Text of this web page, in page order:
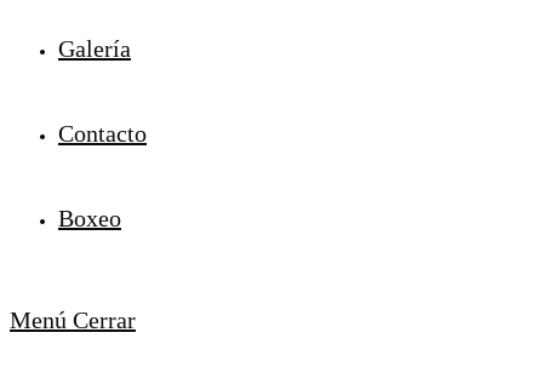
Galería
Contacto
Boxeo
Menú Cerrar